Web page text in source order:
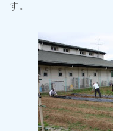
す。